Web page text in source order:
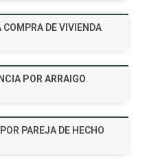
COMPRA DE VIVIENDA
POR ARRAIGO
PAREJA DE HECHO